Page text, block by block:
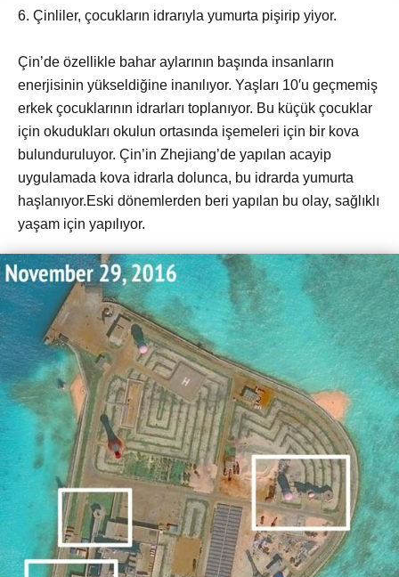
6. Çinliler, çocukların idrarıyla yumurta pişirip yiyor.
Çin’de özellikle bahar aylarının başında insanların
enerjisinin yükseldiğine inanılıyor. Yaşları 10′u geçmemiş
erkek çocuklarının idrarları toplanıyor. Bu küçük çocuklar
için okudukları okulun ortasında işemeleri için bir kova
bulunduruluyor. Çin’in Zhejiang’de yapılan acayip
uygulamada kova idrarla dolunca, bu idrarda yumurta
haşlanıyor.Eski dönemlerden beri yapılan bu olay, sağlıklı
yaşam için yapılıyor.